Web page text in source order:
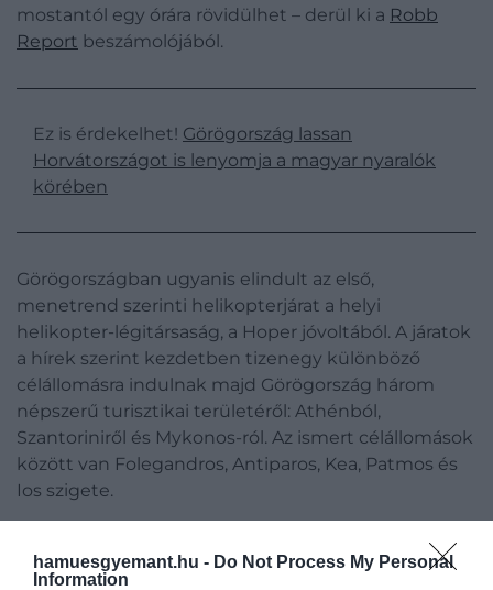
hamuesgyemant.hu - Do Not Process My Personal
Information
mostantól egy órára rövidülhet – derül ki a Robb
Report beszámolójából.
Ez is érdekelhet! Görögország lassan
Horvátországot is lenyomja a magyar nyaralók
körében
Görögországban ugyanis elindult az első,
menetrend szerinti helikopterjárat a helyi
helikopter-légitársaság, a Hoper jóvoltából. A járatok
a hírek szerint kezdetben tizenegy különböző
célállomásra indulnak majd Görögország három
népszerű turisztikai területéről: Athénból,
Szantoriniről és Mykonos-ról. Az ismert célállomások
között van Folegandros, Antiparos, Kea, Patmos és
Ios szigete.